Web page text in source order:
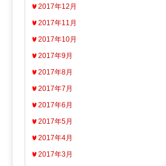
2017年12月
2017年11月
2017年10月
2017年9月
2017年8月
2017年7月
2017年6月
2017年5月
2017年4月
2017年3月